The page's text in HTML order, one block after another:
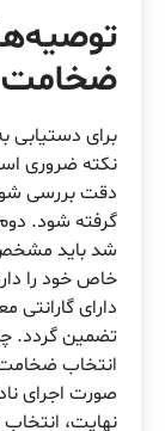
ضخامت
برای دستیابی
نکته ضروری
دقت بررسی شود
گرفته شود.
شد باید مشخص
خاص خود را
دارای
تضمین گردد.
انتخاب ضخامت
صورت اجرای
نهایت،